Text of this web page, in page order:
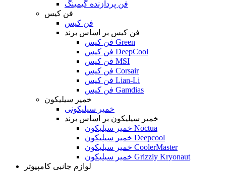
فن پردازنده گیمینگ
فن کیس
فن کیس
فن کیس بر اساس برند
فن کیس Green
فن کیس DeepCool
فن کیس MSI
فن کیس Corsair
فن کیس Lian-Li
فن کیس Gamdias
خمیر سیلیکون
خمیر سیلیکونی
خمیر سیلیکون بر اساس برند
خمیر سیلیکون Noctua
خمیر سیلیکون Deepcool
خمیر سیلیکون CoolerMaster
خمیر سیلیکون Grizzly Kryonaut
لوازم جانبی کامپیوتر